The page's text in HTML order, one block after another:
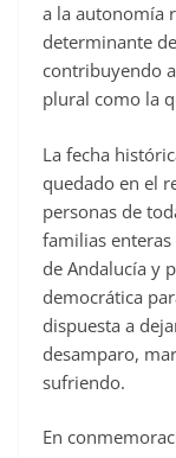
a la autonomía
determinante
contribuyendo
plural como la
La fecha
quedado en el
personas de
familias
de Andalucía y
democrática
dispuesta a
desamparo,
sufriendo.
En